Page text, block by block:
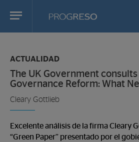
Progreso
Revista
actualidd
en:
ACTUALIDAD
The UK Government
Governance Reform: What
Cleary Gottlieb
Excelente análisis de la firma Cleary
“Green Paper” presentado por el